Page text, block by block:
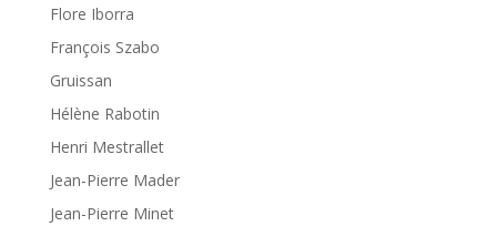
Flore Iborra
François Szabo
Gruissan
Hélène Rabotin
Henri Mestrallet
Jean-Pierre Mader
Jean-Pierre Minet